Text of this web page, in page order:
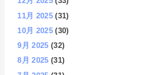
11月 2025(31)
10月 2025(30)
9月 2025(32)
8月 2025(31)